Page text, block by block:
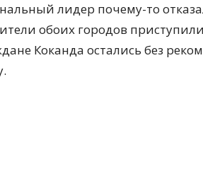
лидер почему-то
обоих городов
Коканда остались без